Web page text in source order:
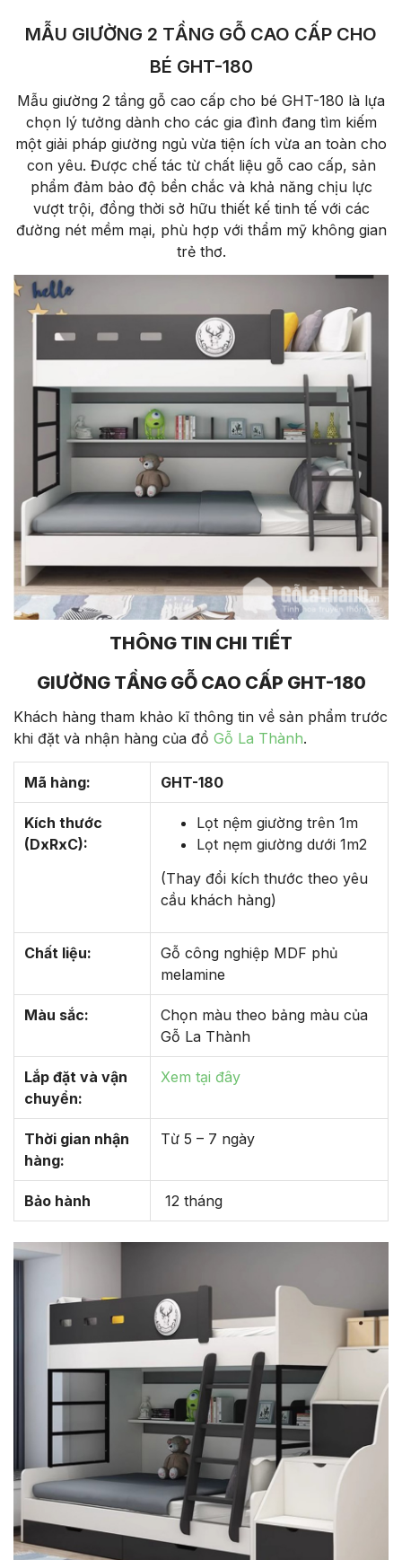
MẪU GIƯỜNG 2 TẦNG GỖ CAO CẤP CHO
BÉ GHT-180
Mẫu giường 2 tầng gỗ cao cấp cho bé GHT-180 là lựa
chọn lý tưởng dành cho các gia đình đang tìm kiếm
một giải pháp giường ngủ vừa tiện ích vừa an toàn cho
con yêu. Được chế tác từ chất liệu gỗ cao cấp, sản
phẩm đảm bảo độ bền chắc và khả năng chịu lực
vượt trội, đồng thời sở hữu thiết kế tinh tế với các
đường nét mềm mại, phù hợp với thẩm mỹ không gian
trẻ thơ.
THÔNG TIN CHI TIẾT
GIƯỜNG TẦNG GỖ CAO CẤP GHT-180
Khách hàng tham khảo kĩ thông tin về sản phẩm trước
khi đặt và nhận hàng của đồ Gỗ La Thành.
Mã hàng: GHT-180
Kích thước
(DxRxC):
Lọt nệm giường trên 1m
Lọt nẹm giường dưới 1m2
(Thay đổi kích thước theo yêu
cầu khách hàng)
Chất liệu:
Gỗ công nghiệp MDF phủ
melamine
Màu sắc:
Chọn màu theo bảng màu của
Gỗ La Thành
Lắp đặt và vận
chuyển:
Xem tại đây
Thời gian nhận
hàng:
Từ 5 – 7 ngày
Bảo hành 12 tháng